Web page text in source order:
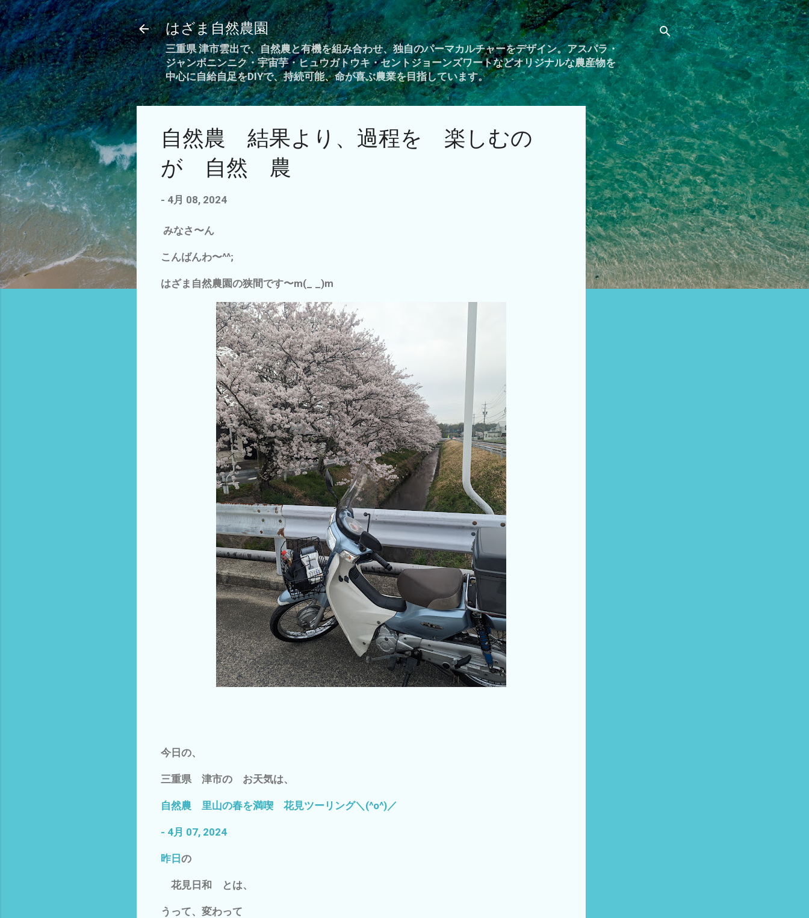
スキップしてメイン コンテンツに移動
はざま自然農園
三重県 津市雲出で、自然農と有機を組み合わせ、独自のパーマカルチャーをデザイン。アスパラ・
ジャンボニンニク・宇宙芋・ヒュウガトウキ・セントジョーンズワートなどオリジナルな農産物を
中心に自給自足をDIYで、持続可能、命が喜ぶ農業を目指しています。
自然農 結果より、過程を 楽しむの
が 自然 農
- 4月 08, 2024
みなさ〜ん
こんばんわ〜^^;
はざま自然農園の狭間です〜m(_ _)m
今日の、
三重県 津市の お天気は、
自然農 里山の春を満喫 花見ツーリング＼(^o^)／
- 4月 07, 2024
昨日の
花見日和 とは、
うって、変わって